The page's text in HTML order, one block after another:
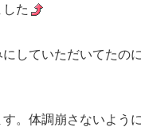
た
していただいてた
。体調崩さないよう